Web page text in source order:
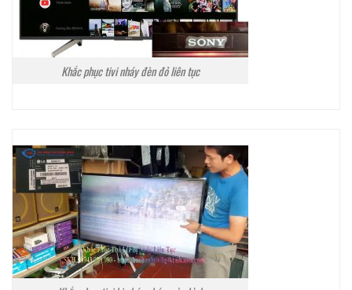
Khắc phục tivi nháy đèn đỏ liên tục